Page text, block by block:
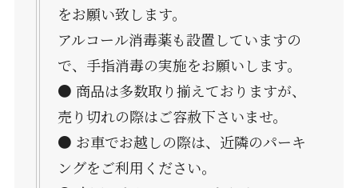
をお願い致します。
アルコール消毒薬も設置していますの
で、手指消毒の実施をお願いします。
● 商品は多数取り揃えておりますが、
売り切れの際はご容赦下さいませ。
● お車でお越しの際は、近隣のパーキ
ングをご利用ください。